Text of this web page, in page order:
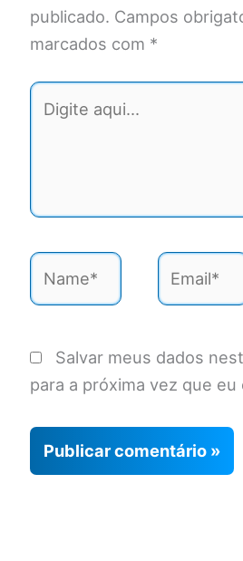
publicado. Campos
marcados com *
Digite
aqui...
Name* Email*
Salvar meus dados
para a próxima vez que eu